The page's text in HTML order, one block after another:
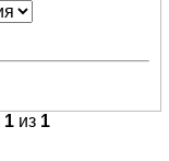
1 из 1